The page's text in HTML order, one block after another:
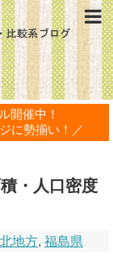
開催中！
に勢揃い！／
・人口密度
地方,福島県